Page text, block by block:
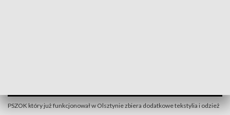
PSZOK który już funkcjonował w Olsztynie zbiera dodatkowe tekstylia i odzież